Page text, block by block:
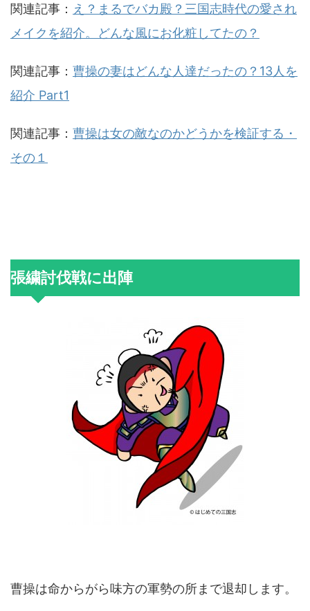
関連記事： え？まるでバカ殿？三国志時代の愛され
メイクを紹介。どんな風にお化粧してたの？
関連記事： 曹操の妻はどんな人達だったの？13人を
紹介 Part1
関連記事： 曹操は女の敵なのかどうかを検証する・
その１
張繍討伐戦に出陣
曹操は命からがら味方の軍勢の所まで退却します。